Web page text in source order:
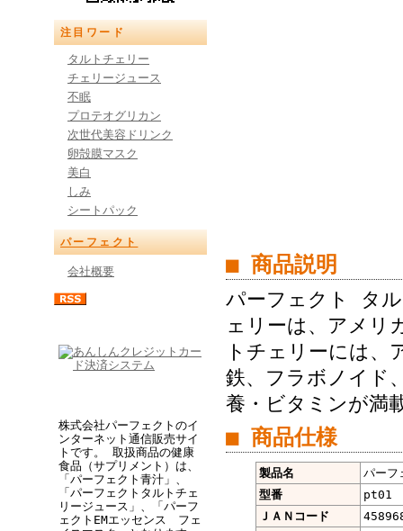
注目ワード
タルトチェリー
チェリージュース
不眠
プロテオグリカン
次世代美容ドリンク
卵殻膜マスク
美白
しみ
シートパック
パーフェクト
会社概要
株式会社パーフェクトのイ
ンターネット通信販売サイ
トです。 取扱商品の健康
食品（サプリメント）は、
「パーフェクト青汁」、
「パーフェクトタルトチェ
リージュース」、「パーフ
ェクトEMエッセンス フェ
■ 商品説明
パーフェクト タ
ェリーは、アメリ
トチェリーには、
鉄、フラボノイド
養・ビタミンが満
■ 商品仕様
製品名
パーフ
型番
pt01
ＪＡＮコード